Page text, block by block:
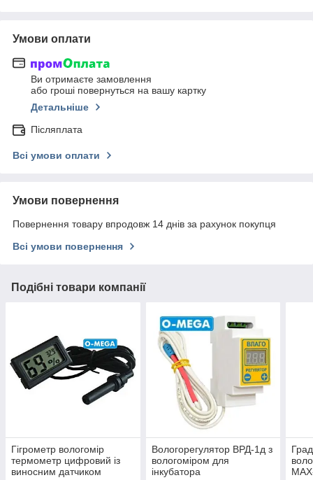
Умови оплати
Ви отримаєте замовлення
або гроші повернуться на вашу картку
Детальніше
Післяплата
Всі умови оплати
Умови повернення
Повернення товару впродовж 14 днів за рахунок покупця
Всі умови повернення
Подібні товари компанії
Гігрометр вологомір
термометр цифровий із
виносним датчиком
Вологорегулятор ВРД-1д з
вологоміром для
інкубатора